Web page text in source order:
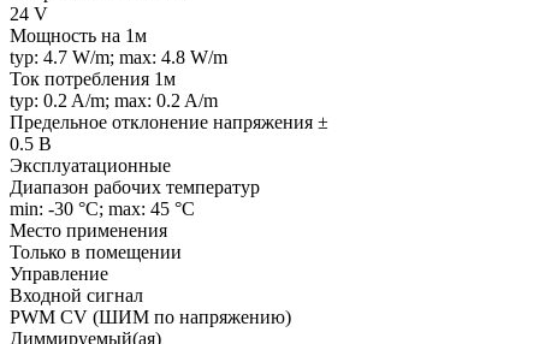
24 V
Мощность на 1м
typ: 4.7 W/m; max: 4.8 W/m
Ток потребления 1м
typ: 0.2 A/m; max: 0.2 A/m
Предельное отклонение напряжения ±
0.5 В
Эксплуатационные
Диапазон рабочих температур
min: -30 °C; max: 45 °C
Место применения
Только в помещении
Управление
Входной сигнал
PWM СV (ШИМ по напряжению)
Диммируемый(ая)